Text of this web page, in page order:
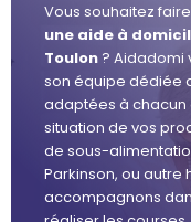
Vous souhaitez
une aide à
Toulon ? Aidadomi
son équipe dédiée
adaptées à chacun
situation de vos
de sous-
Parkinson, ou autre
accompagnons